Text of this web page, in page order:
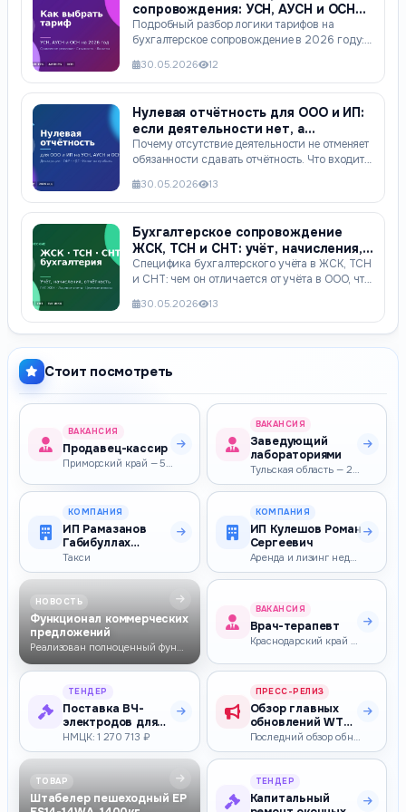
сопровождения: УСН, АУСН и ОСН
на 2026 год
Подробный разбор логики тарифов на
бухгалтерское сопровождение в 2026 году:
30.05.2026 12
Нулевая отчётность для ООО и ИП:
если деятельности нет, а
отчётность сдавать нужно
Почему отсутствие деятельности не отменяет
обязанности сдавать отчётность. Что входит
30.05.2026 13
Бухгалтерское сопровождение
ЖСК, ТСН и СНТ: учёт, начисления,
зарплата и отчётность
Специфика бухгалтерского учёта в ЖСК, ТСН
и СНТ: чем он отличается от учёта в ООО, что
30.05.2026 13
Стоит посмотреть
ВАКАНСИЯ
Продавец-кассир
ВАКАНСИЯ
Заведующий
лабораториями
Тульская область — 28 000–35 000 ₽
КОМПАНИЯ
ИП Рамазанов
Габибуллах
Магамедович
Такси
КОМПАНИЯ
ИП Кулешов Роман
Сергеевич
Аренда и лизинг недвижимости, обмен, приватизация
НОВОСТЬ
Функционал коммерческих
предложений
Реализован полноценный функционал для работы с коммерческими предложен…
ВАКАНСИЯ
Врач-терапевт
ТЕНДЕР
Поставка ВЧ-
электродов для
нужд
операционного
блока Гос…
НМЦК: 1 270 713 ₽
ПРЕСС-РЕЛИЗ
Обзор главных
обновлений WT
Geotargeting Pro
за два год…
Последний обзор обновлений WT Geotargeting Pro мы публиковали осенью 2…
ТОВАР
Штабелер пешеходный EP
ТЕНДЕР
Капитальный